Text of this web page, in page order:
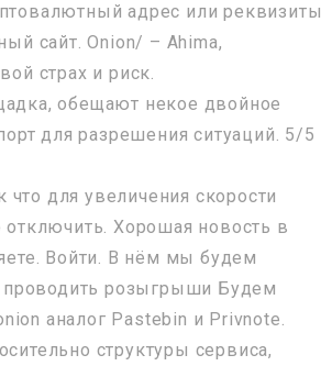
адрес или реквизиты
сайт. Onion/ – Ahima,
страх и риск.
обещают некое двойное
для разрешения ситуаций. 5/5
для увеличения скорости
отключить. Хорошая новость в
Войти. В нём мы будем
розыгрыши Будем
аналог Pastebin и Privnote.
структуры сервиса,